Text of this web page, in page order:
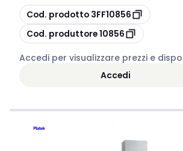
copia
Cod. prodotto 3FF10856
copia
Cod. produttore10856
Accedi per visualizzare prezzi e
Accedi